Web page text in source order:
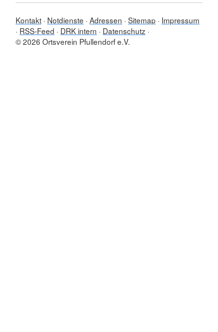
Kontakt Notdienste Adressen Sitemap
Impressum
RSS-Feed
DRK intern
Datenschutz
© 2026 Ortsverein Pfullendorf e.V.